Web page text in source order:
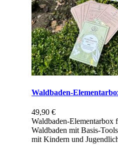
Waldbaden-
49,90 €
Waldbaden-
Waldbaden mit Basis-
mit Kindern und